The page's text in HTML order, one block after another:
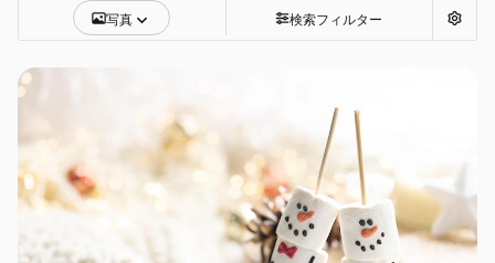
写真 検索フィルター